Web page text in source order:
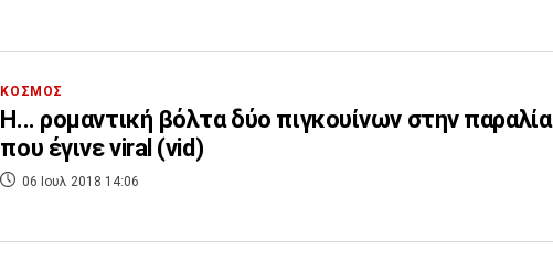
ΚΟΣΜΟΣ
Η... ρομαντική βόλτα δύο πιγκουίνων στην παραλία
που έγινε viral (vid)
06 Ιουλ 2018 14:06